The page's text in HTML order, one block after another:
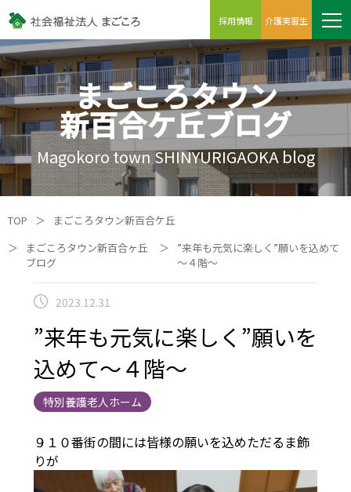
採用情報 介護実習生
まごころタウン
新百合ケ丘ブログ
Magokoro town SHINYURIGAOKA blog
TOP ＞
まごころタウン新百合ケ丘
＞
まごころタウン新百合ヶ丘
ブログ
＞
”来年も元気に楽しく”願いを込めて
～４階～
2023.12.31
”来年も元気に楽しく”願いを
込めて～４階～
特別養護老人ホーム
９１０番街の間には皆様の願いを込めただるま飾
りが